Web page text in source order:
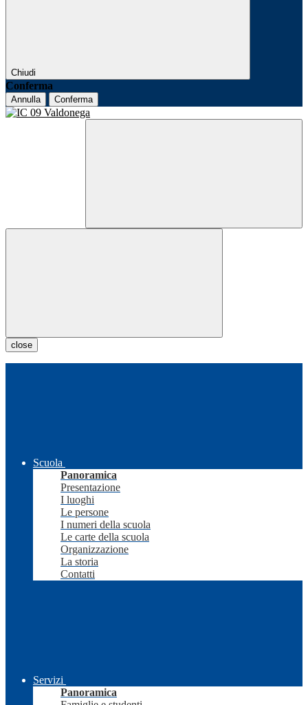
Chiudi
Conferma
Annulla Conferma
close
Scuola
Panoramica
Presentazione
I luoghi
Le persone
I numeri della scuola
Le carte della scuola
Organizzazione
La storia
Contatti
Servizi
Panoramica